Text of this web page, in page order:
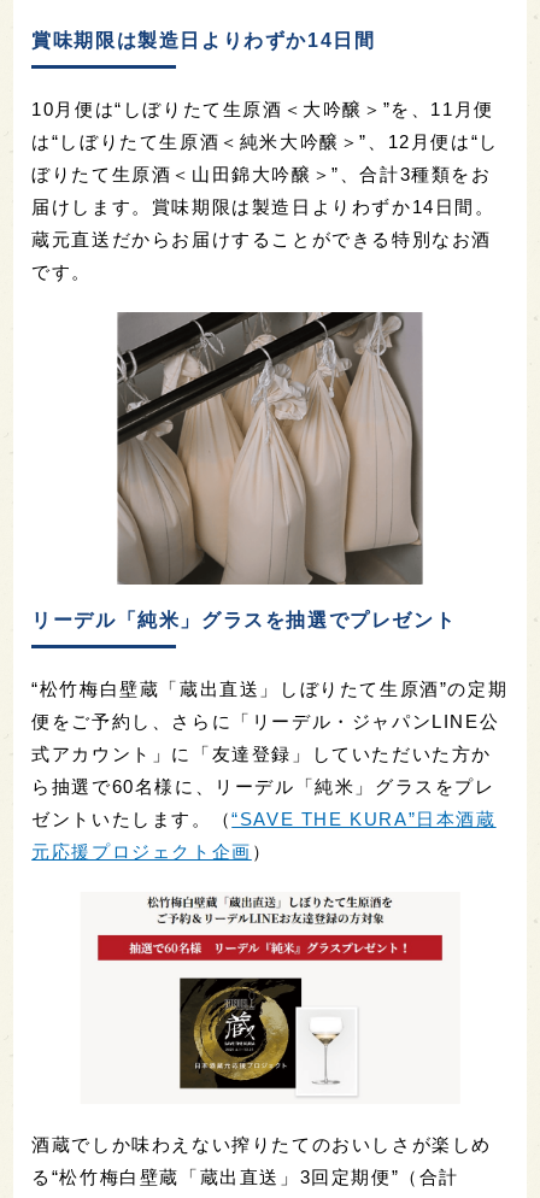
賞味期限は製造日よりわずか14日間
10月便は“しぼりたて生原酒＜大吟醸＞”を、11月便
は“しぼりたて生原酒＜純米大吟醸＞”、12月便は“し
ぼりたて生原酒＜山田錦大吟醸＞”、合計3種類をお
届けします。賞味期限は製造日よりわずか14日間。
蔵元直送だからお届けすることができる特別なお酒
です。
リーデル「純米」グラスを抽選でプレゼント
“松竹梅白壁蔵「蔵出直送」しぼりたて生原酒”の定期
便をご予約し、さらに「リーデル・ジャパンLINE公
式アカウント」に「友達登録」していただいた方か
ら抽選で60名様に、リーデル「純米」グラスをプレ
ゼントいたします。（“SAVE THE KURA”日本酒蔵
元応援プロジェクト企画 ）
酒蔵でしか味わえない搾りたてのおいしさが楽しめ
る“松竹梅白壁蔵「蔵出直送」3回定期便”（合計